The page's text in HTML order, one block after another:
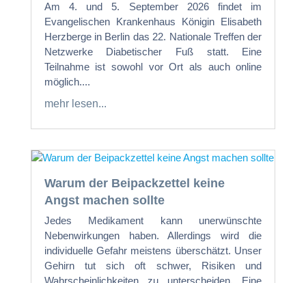
Am 4. und 5. September 2026 findet im
Evangelischen Krankenhaus Königin Elisabeth
Herzberge in Berlin das 22. Nationale Treffen der
Netzwerke Diabetischer Fuß statt. Eine
Teilnahme ist sowohl vor Ort als auch online
möglich....
mehr lesen...
Warum der Beipackzettel keine
Angst machen sollte
Jedes Medikament kann unerwünschte
Nebenwirkungen haben. Allerdings wird die
individuelle Gefahr meistens überschätzt. Unser
Gehirn tut sich oft schwer, Risiken und